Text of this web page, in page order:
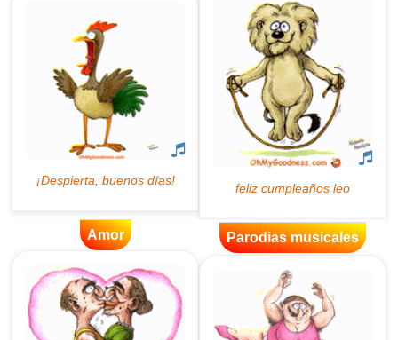
Amor Parodias musicales